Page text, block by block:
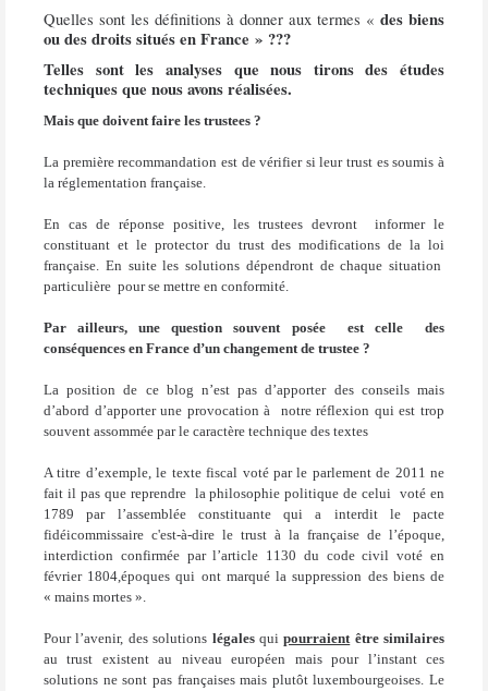
Quelles sont les définitions à donner aux termes « des biens
ou des droits situés en France » ???
Telles sont les analyses que nous tirons des études
techniques que nous avons réalisées.
Mais que doivent faire les trustees ?
La première recommandation est de vérifier si leur trust es soumis à
la réglementation française.
En cas de réponse positive, les trustees devront
informer le
constituant et le protector du trust des modifications de la loi
française. En suite les solutions dépendront de chaque situation
particulière pour se mettre en conformité.
Par ailleurs, une question souvent posée est celle
des
conséquences en France d’un changement de trustee ?
La position de ce blog n’est pas d’apporter des conseils mais
d’abord d’apporter une provocation à
notre réflexion qui est trop
souvent assommée par le caractère technique des textes
A titre d’exemple, le texte fiscal voté par le parlement de 2011 ne
fait il pas que reprendre la philosophie politique de celui voté en
1789 par l’assemblée constituante qui a interdit le pacte
fidéicommissaire c'est-à-dire le trust à la française de l’époque,
interdiction confirmée par l’article 1130 du code civil voté en
février 1804,époques qui ont marqué la suppression des biens de
« mains mortes ».
Pour l’avenir, des solutions légalesquipourraientêtre similaires
au trust existent au niveau européen mais pour l’instant ces
solutions ne sont pas françaises mais plutôt luxembourgeoises. Le